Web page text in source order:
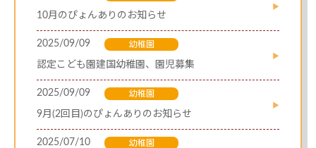
10月のぴょんありのお知らせ
2025/09/09 幼稚園
認定こども園建国幼稚園、園児募集
2025/09/09 幼稚園
9月(2回目)のぴょんありのお知らせ
2025/07/10 幼稚園